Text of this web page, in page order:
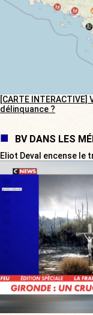
[CARTE
délinquance ?
BV DANS LES
Eliot Deval encense le